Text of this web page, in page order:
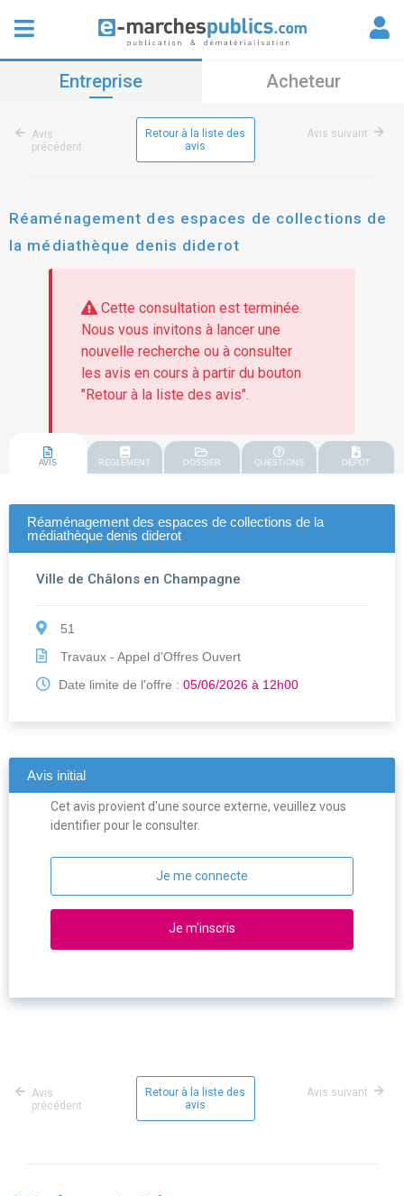
Entreprise Acheteur
Avis
précédent
Retour à la liste des
avis
Avis suivant
Réaménagement des espaces de collections de
la médiathèque denis diderot
Cette consultation est terminée.
Nous vous invitons à lancer une
nouvelle recherche ou à consulter
les avis en cours à partir du bouton
"Retour à la liste des avis".
AVIS REGLEMENT DOSSIER QUESTIONS DEPOT
Réaménagement des espaces de collections de la
médiathèque denis diderot
Ville de Châlons en Champagne
51
Travaux - Appel d'Offres Ouvert
Date limite de l'offre : 05/06/2026 à 12h00
Avis initial
Cet avis provient d'une source externe, veuillez vous
identifier pour le consulter.
Je me connecte
Je m'inscris
Avis
précédent
Retour à la liste des
avis
Avis suivant